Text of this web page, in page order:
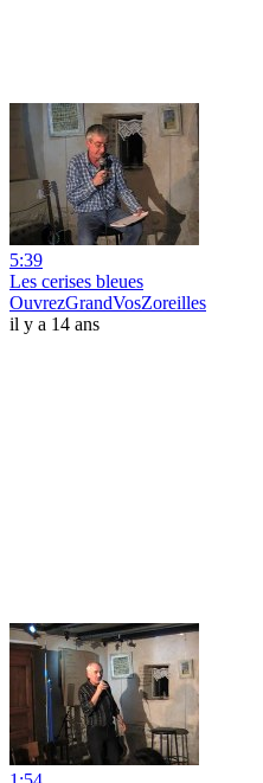
5:39
Les cerises bleues
OuvrezGrandVosZoreilles
il y a 14 ans